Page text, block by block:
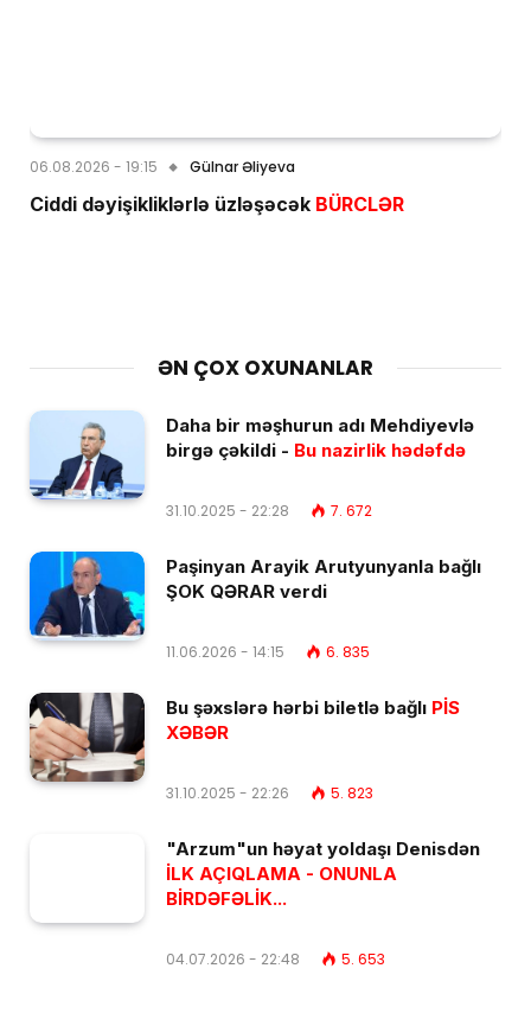
06.08.2026 - 19:15 Gülnar Əliyeva
Ciddi dəyişikliklərlə üzləşəcək BÜRCLƏR
ƏN ÇOX OXUNANLAR
Daha bir məşhurun adı Mehdiyevlə
birgə çəkildi - Bu nazirlik hədəfdə
31.10.2025 - 22:28 7. 672
Paşinyan Arayik Arutyunyanla bağlı
ŞOK QƏRAR verdi
11.06.2026 - 14:15 6. 835
Bu şəxslərə hərbi biletlə bağlı PİS
XƏBƏR
31.10.2025 - 22:26 5. 823
"Arzum"un həyat yoldaşı Denisdən
İLK AÇIQLAMA - ONUNLA
BİRDƏFƏLİK...
04.07.2026 - 22:48 5. 653